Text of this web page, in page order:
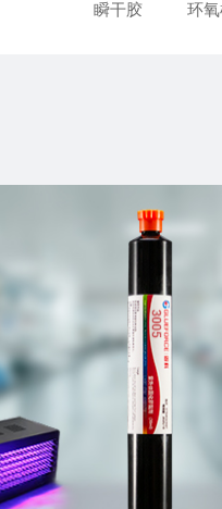
瞬干胶 环